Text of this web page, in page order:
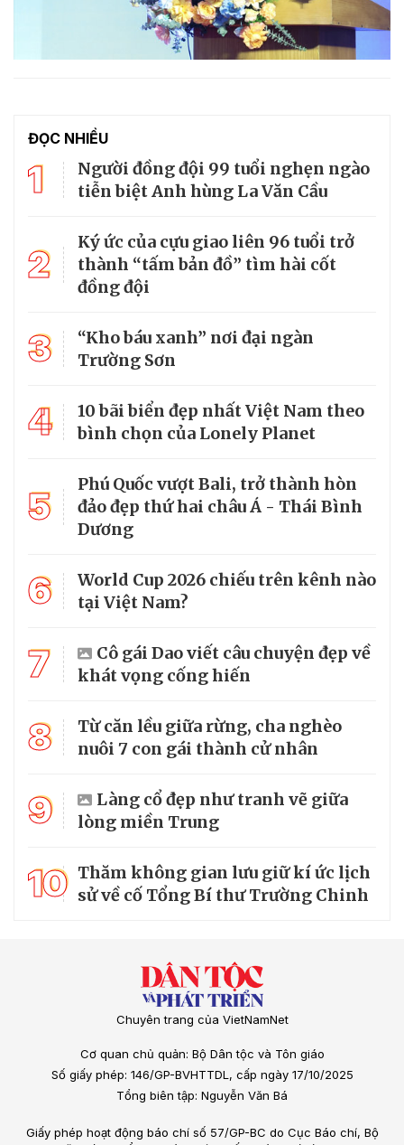
ĐỌC NHIỀU
1
Người đồng đội 99 tuổi nghẹn ngào
tiễn biệt Anh hùng La Văn Cầu
2
Ký ức của cựu giao liên 96 tuổi trở
thành “tấm bản đồ” tìm hài cốt
đồng đội
3
“Kho báu xanh” nơi đại ngàn
Trường Sơn
4
10 bãi biển đẹp nhất Việt Nam theo
bình chọn của Lonely Planet
5
Phú Quốc vượt Bali, trở thành hòn
đảo đẹp thứ hai châu Á - Thái Bình
Dương
6
World Cup 2026 chiếu trên kênh nào
tại Việt Nam?
7
Cô gái Dao viết câu chuyện đẹp về
khát vọng cống hiến
8
Từ căn lều giữa rừng, cha nghèo
nuôi 7 con gái thành cử nhân
9
Làng cổ đẹp như tranh vẽ giữa
lòng miền Trung
10 Thăm không gian lưu giữ kí ức lịch
sử về cố Tổng Bí thư Trường Chinh
Chuyên trang của VietNamNet
Cơ quan chủ quản: Bộ Dân tộc và Tôn giáo
Số giấy phép: 146/GP-BVHTTDL, cấp ngày 17/10/2025
Tổng biên tập: Nguyễn Văn Bá
Giấy phép hoạt động báo chí số 57/GP-BC do Cục Báo chí, Bộ